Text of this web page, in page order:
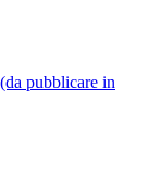
pubblicare in